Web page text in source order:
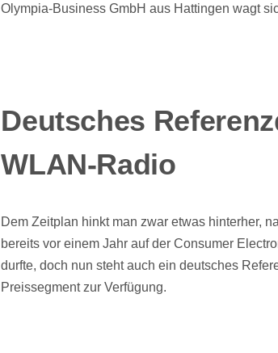
Olympia-Business GmbH aus Hattingen wagt
Deutsches
WLAN-Radio
Dem Zeitplan hinkt man zwar etwas hinterher,
bereits vor einem Jahr auf der Consumer
durfte, doch nun steht auch ein deutsches
Preissegment zur Verfügung.